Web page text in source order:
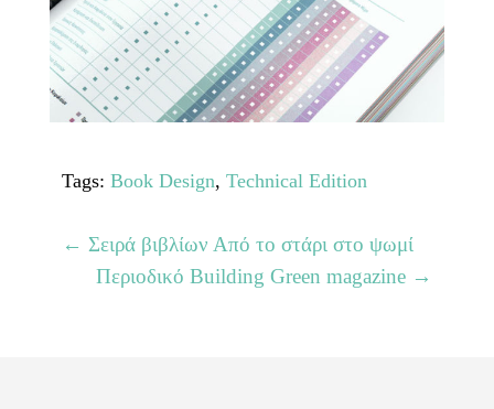
Tags: Book Design, Technical Edition
← Σειρά βιβλίων Από το στάρι στο ψωμί
Περιοδικό Building Green magazine →